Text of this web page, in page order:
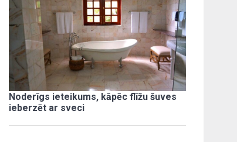
Noderīgs ieteikums, kāpēc flīžu šuves
ieberzēt ar sveci